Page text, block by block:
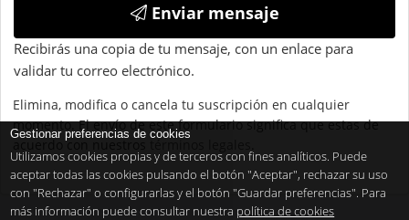
Enviar mensaje
Recibirás una copia de tu mensaje, con un enlace para
validar tu correo electrónico.
Elimina, modifica o cancela tu suscripción en cualquier
momento. El envío de este formulario significa que estas de
acuerdo con nuestros
Gestionar preferencias de cookies
Utilizamos cookies propias y de terceros con fines analíticos. Puede
aceptar todas las cookies pulsando el botón "Aceptar", rechazar su uso
con "Rechazar" o configurarlas y el botón "Guardar preferencias". Para
más información puede consultar nuestra política de cookies